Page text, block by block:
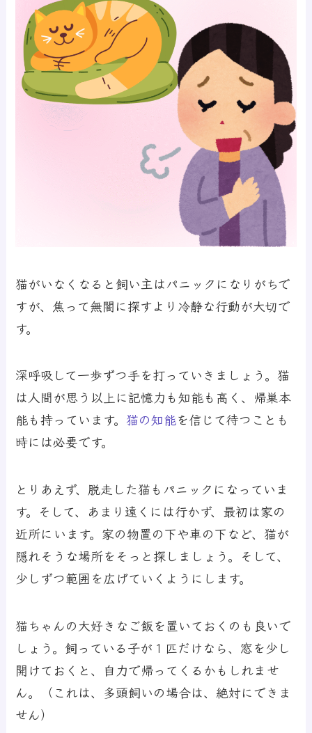
猫がいなくなると飼い主はパニックになりがちで
すが、焦って無闇に探すより冷静な行動が大切で
す。
深呼吸して一歩ずつ手を打っていきましょう。猫
は人間が思う以上に記憶力も知能も高く、帰巣本
能も持っています。猫の知能を信じて待つことも
時には必要です。
とりあえず、脱走した猫もパニックになっていま
す。そして、あまり遠くには行かず、最初は家の
近所にいます。家の物置の下や車の下など、猫が
隠れそうな場所をそっと探しましょう。そして、
少しずつ範囲を広げていくようにします。
猫ちゃんの大好きなご飯を置いておくのも良いで
しょう。飼っている子が１匹だけなら、窓を少し
開けておくと、自力で帰ってくるかもしれませ
ん。（これは、多頭飼いの場合は、絶対にできま
せん）